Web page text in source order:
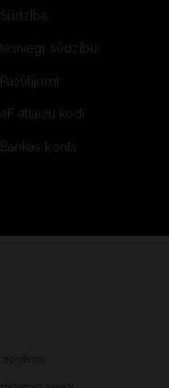
Sūdzība
Iesniegt sūdzību
Pasūtījumi
4F atlaižu kodi
Bankas konts